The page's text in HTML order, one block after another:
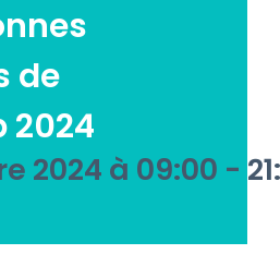
de
2024
2024 à 09:00 -